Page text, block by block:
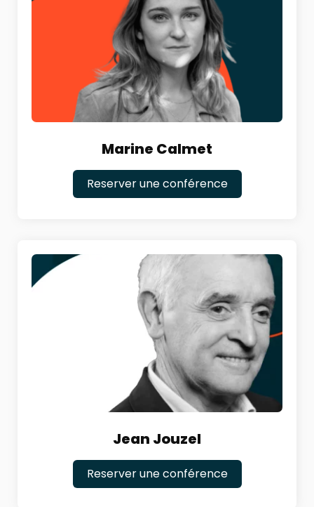
Marine Calmet
Reserver une conférence
Jean Jouzel
Reserver une conférence